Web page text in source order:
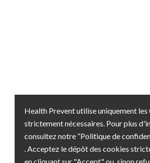
Health Prevent utilise uniquement les
strictement nécessaires. Pour plus
consultez notre “Politique de
. Acceptez le dépôt des cookies